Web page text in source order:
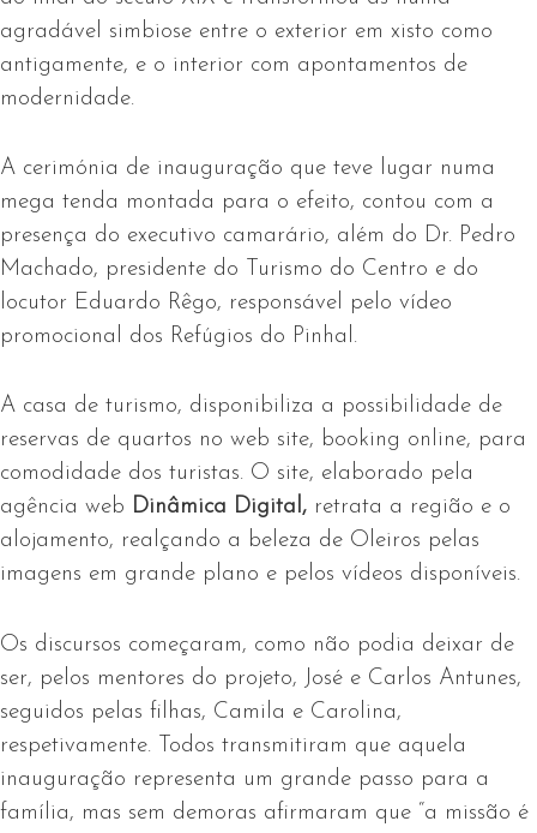
agradável simbiose entre o exterior em xisto como
antigamente, e o interior com apontamentos de
modernidade.
A cerimónia de inauguração que teve lugar numa
mega tenda montada para o efeito, contou com a
presença do executivo camarário, além do Dr. Pedro
Machado, presidente do Turismo do Centro e do
locutor Eduardo Rêgo, responsável pelo vídeo
promocional dos Refúgios do Pinhal.
A casa de turismo, disponibiliza a possibilidade de
reservas de quartos no web site, booking online, para
comodidade dos turistas. O site, elaborado pela
agência web Dinâmica Digital, retrata a região e o
alojamento, realçando a beleza de Oleiros pelas
imagens em grande plano e pelos vídeos disponíveis.
Os discursos começaram, como não podia deixar de
ser, pelos mentores do projeto, José e Carlos Antunes,
seguidos pelas filhas, Camila e Carolina,
respetivamente. Todos transmitiram que aquela
inauguração representa um grande passo para a
família, mas sem demoras afirmaram que “a missão é